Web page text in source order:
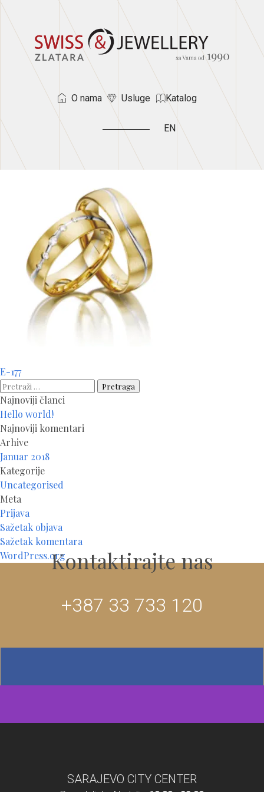
O nama Usluge Katalog
EN
Navigacija
članaka
E-177
Pretraga:
Najnoviji članci
Hello world!
Najnoviji komentari
Arhive
Januar 2018
Kategorije
Uncategorised
Meta
Prijava
Sažetak objava
Sažetak komentara
WordPress.orgKontaktirajte nas
+387 33 733 120
SARAJEVO CITY CENTER